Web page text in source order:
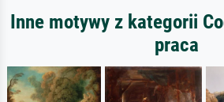
Inne motywy z kategorii
praca